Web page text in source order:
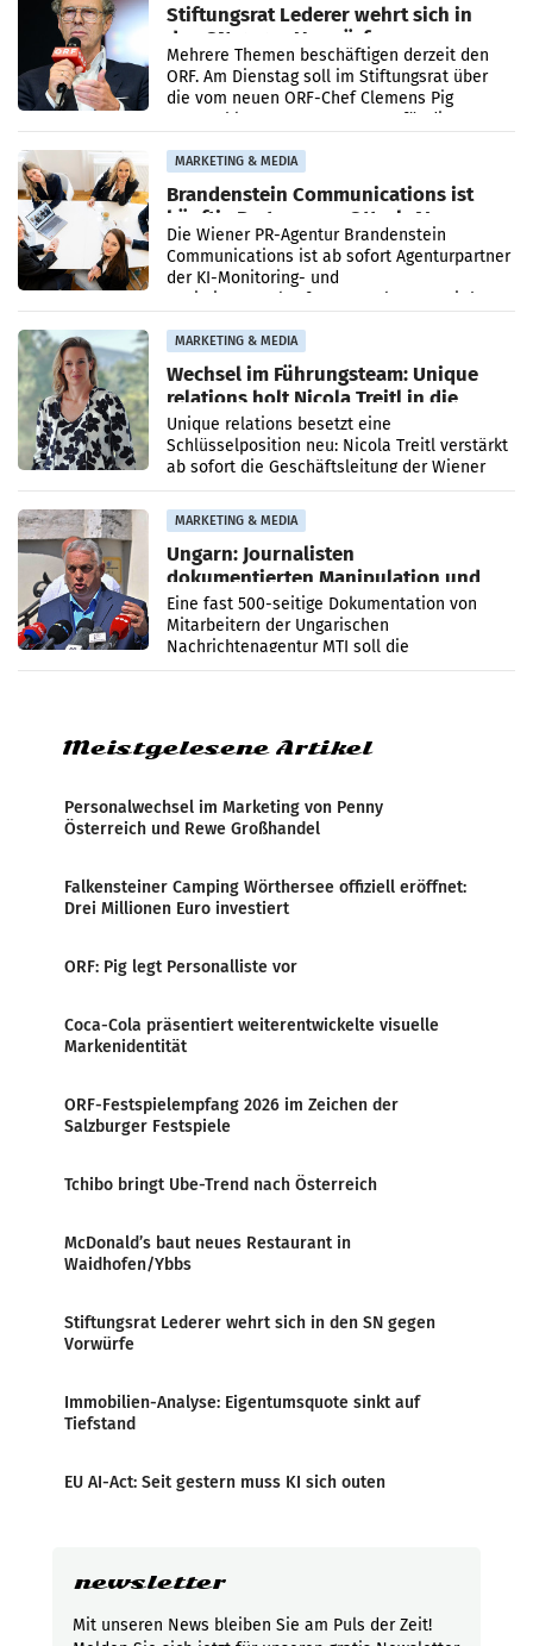
Stiftungsrat Lederer wehrt sich in
den SN gegen Vorwürfe
Mehrere Themen beschäftigen derzeit den
ORF. Am Dienstag soll im Stiftungsrat über
die vom neuen ORF-Chef Clemens Pig
vorgeschlagenen Besetzungen für die
MARKETING & MEDIA
Brandenstein Communications ist
künftig Partner von OtterlyAI
Die Wiener PR-Agentur Brandenstein
Communications ist ab sofort Agenturpartner
der KI-Monitoring- und
Optimierungsplattform OtterlyAI. Damit baut
MARKETING & MEDIA
Wechsel im Führungsteam: Unique
relations holt Nicola Treitl in die
Geschäftsleitung
Unique relations besetzt eine
Schlüsselposition neu: Nicola Treitl verstärkt
ab sofort die Geschäftsleitung der Wiener
PR-Agentur an der Seite von Josef Kalina und
Anna Kalina-Mahr.
MARKETING & MEDIA
Ungarn: Journalisten
dokumentierten Manipulation und
Zensur
Eine fast 500-seitige Dokumentation von
Mitarbeitern der Ungarischen
Nachrichtenagentur MTI soll die
systematische Nachrichten-Manipulation und
Meistgelesene Artikel
Personalwechsel im Marketing von Penny
Österreich und Rewe Großhandel
Falkensteiner Camping Wörthersee offiziell eröffnet:
Drei Millionen Euro investiert
ORF: Pig legt Personalliste vor
Coca-Cola präsentiert weiterentwickelte visuelle
Markenidentität
ORF-Festspielempfang 2026 im Zeichen der
Salzburger Festspiele
Tchibo bringt Ube-Trend nach Österreich
McDonald’s baut neues Restaurant in
Waidhofen/Ybbs
Stiftungsrat Lederer wehrt sich in den SN gegen
Vorwürfe
Immobilien-Analyse: Eigentumsquote sinkt auf
Tiefstand
EU AI-Act: Seit gestern muss KI sich outen
newsletter
Mit unseren News bleiben Sie am Puls der Zeit!